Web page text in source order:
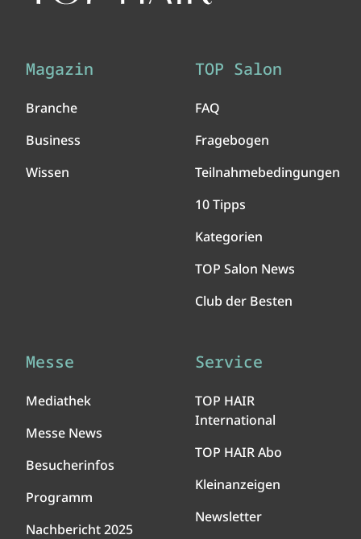
Magazin
Branche
Business
Wissen
TOP Salon
FAQ
Fragebogen
Teilnahmebedingungen
10 Tipps
Kategorien
TOP Salon News
Club der Besten
Messe
Mediathek
Messe News
Besucherinfos
Programm
Nachbericht 2025
Service
TOP HAIR
International
TOP HAIR Abo
Kleinanzeigen
Newsletter